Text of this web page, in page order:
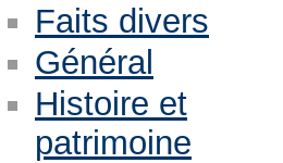
Faits divers
Général
Histoire et
patrimoine